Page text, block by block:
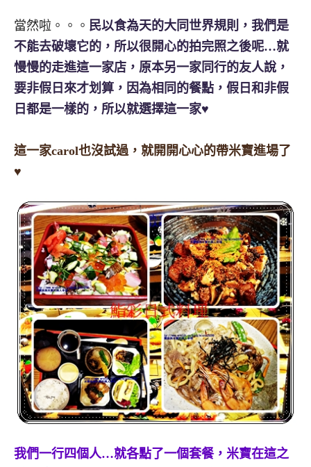
當然啦。。。 民以食為天的大同世界規則，我們是
不能去破壞它的，所以很開心的拍完照之後呢…就
慢慢的走進這一家店，原本另一家同行的友人說，
要非假日來才划算，因為相同的餐點，假日和非假
日都是一樣的，所以就選擇這一家♥
這一家carol也沒試過，就開開心心的帶米寶進場了
♥
我們一行四個人…就各點了一個套餐，米寶在這之